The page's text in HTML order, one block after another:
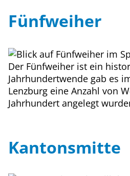
Fünfweiher
Der Fünfweiher ist ein
Jahrhundertwende gab es
Lenzburg eine Anzahl von
Jahrhundert angelegt
Kantonsmitte